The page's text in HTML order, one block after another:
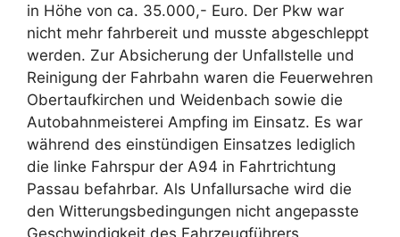
in Höhe von ca. 35.000,- Euro. Der Pkw war
nicht mehr fahrbereit und musste abgeschleppt
werden. Zur Absicherung der Unfallstelle und
Reinigung der Fahrbahn waren die Feuerwehren
Obertaufkirchen und Weidenbach sowie die
Autobahnmeisterei Ampfing im Einsatz. Es war
während des einstündigen Einsatzes lediglich
die linke Fahrspur der A94 in Fahrtrichtung
Passau befahrbar. Als Unfallursache wird die
den Witterungsbedingungen nicht angepasste
Geschwindigkeit des Fahrzeugführers